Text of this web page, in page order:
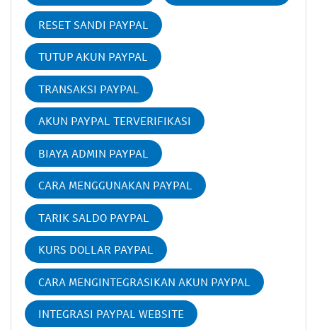
RESET SANDI PAYPAL
TUTUP AKUN PAYPAL
TRANSAKSI PAYPAL
AKUN PAYPAL TERVERIFIKASI
BIAYA ADMIN PAYPAL
CARA MENGGUNAKAN PAYPAL
TARIK SALDO PAYPAL
KURS DOLLAR PAYPAL
CARA MENGINTEGRASIKAN AKUN PAYPAL
INTEGRASI PAYPAL WEBSITE